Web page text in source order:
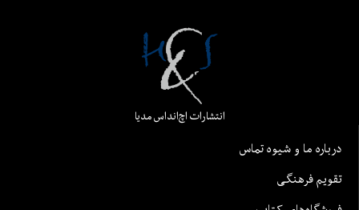
انتشارات اچ‌اند‌اس مدیا
درباره ما و شیوه تماس
تقویم فرهنگی